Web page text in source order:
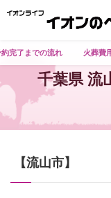
約完了までの流れ 火葬費
千葉県 流
【流山市】